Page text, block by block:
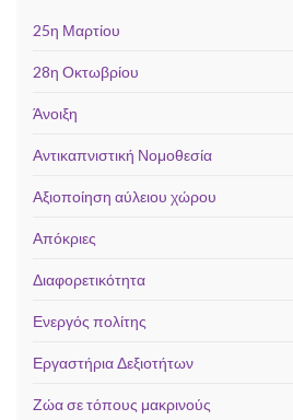
25η Μαρτίου
28η Οκτωβρίου
Άνοιξη
Αντικαπνιστική Νομοθεσία
Αξιοποίηση αύλειου χώρου
Απόκριες
Διαφορετικότητα
Ενεργός πολίτης
Εργαστήρια Δεξιοτήτων
Ζώα σε τόπους μακρινούς